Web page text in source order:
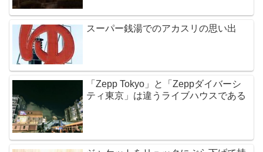
スーパー銭湯でのアカスリの思い出
「Zepp Tokyo」と「Zeppダイバーシ
ティ東京」は違うライブハウスである